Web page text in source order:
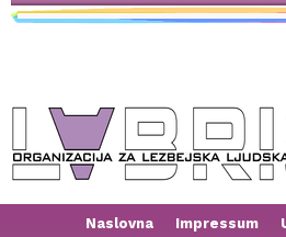
Naslovna Impressum